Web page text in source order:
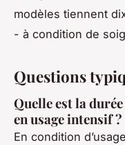
modèles tiennent
- à condition de
Questions
Quelle est la
en usage intensif ?
En condition